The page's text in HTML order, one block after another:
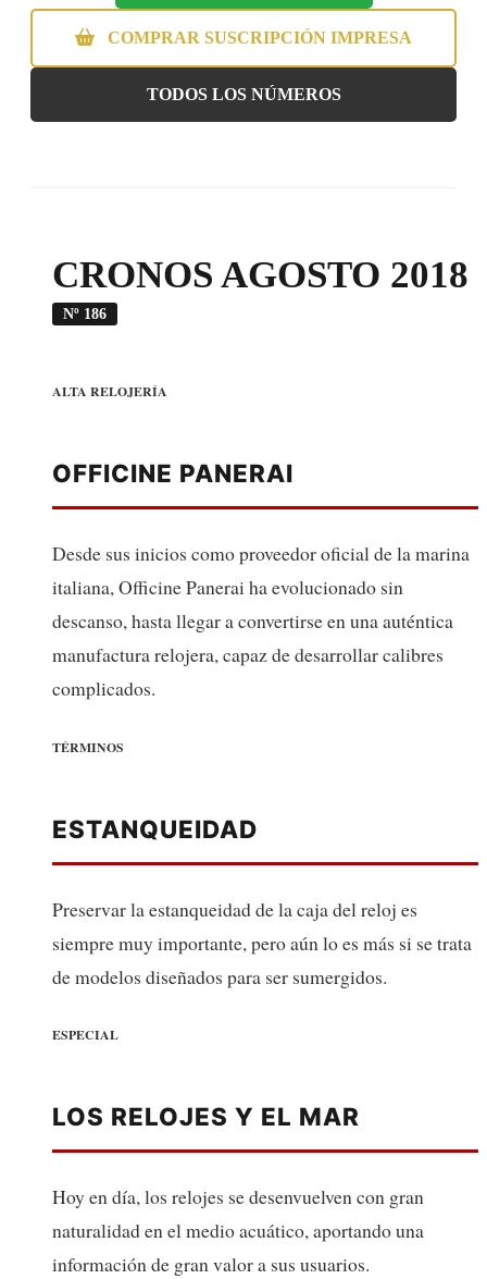
COMPRAR SUSCRIPCIÓN IMPRESA
TODOS LOS NÚMEROS
CRONOS AGOSTO 2018
Nº 186
ALTA RELOJERÍA
OFFICINE PANERAI
Desde sus inicios como proveedor oficial de la marina
italiana, Officine Panerai ha evolucionado sin
descanso, hasta llegar a convertirse en una auténtica
manufactura relojera, capaz de desarrollar calibres
complicados.
TÉRMINOS
ESTANQUEIDAD
Preservar la estanqueidad de la caja del reloj es
siempre muy importante, pero aún lo es más si se trata
de modelos diseñados para ser sumergidos.
ESPECIAL
LOS RELOJES Y EL MAR
Hoy en día, los relojes se desenvuelven con gran
naturalidad en el medio acuático, aportando una
información de gran valor a sus usuarios.